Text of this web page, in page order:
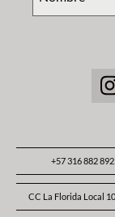
+57 316 882
CC La Florida Local